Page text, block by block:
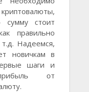
стоит
правильно
Надеемся,
новичкам в
шаги и
от